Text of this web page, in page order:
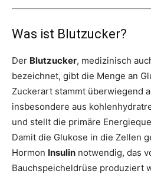
Was ist Blutzucker?
Der Blutzucker, medizinisch
bezeichnet, gibt die Menge an
Zuckerart stammt überwiegend
insbesondere aus
und stellt die primäre
Damit die Glukose in die Zellen
Hormon Insulin notwendig, das
Bauchspeicheldrüse produziert